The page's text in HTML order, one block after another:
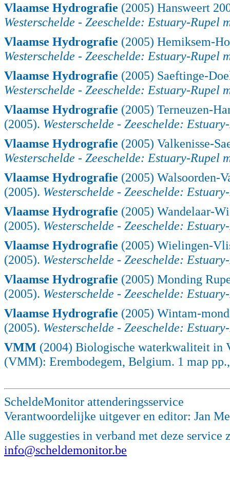
Vlaamse Hydrografie (2005) Hansweert
Westerschelde - Zeeschelde: Estuary-Rupel
Vlaamse Hydrografie (2005) Hemiksem-
Westerschelde - Zeeschelde: Estuary-Rupel
Vlaamse Hydrografie (2005) Saeftinge-
Westerschelde - Zeeschelde: Estuary-Rupel
Vlaamse Hydrografie (2005) Terneuzen-
(2005). Westerschelde - Zeeschelde:
Vlaamse Hydrografie (2005) Valkenisse-
Westerschelde - Zeeschelde: Estuary-Rupel
Vlaamse Hydrografie (2005) Walsoorden-
(2005). Westerschelde - Zeeschelde:
Vlaamse Hydrografie (2005) Wandelaar-
(2005). Westerschelde - Zeeschelde:
Vlaamse Hydrografie (2005) Wielingen-
(2005). Westerschelde - Zeeschelde:
Vlaamse Hydrografie (2005) Monding
(2005). Westerschelde - Zeeschelde:
Vlaamse Hydrografie (2005) Wintam-
(2005). Westerschelde - Zeeschelde:
VMM (2004) Biologische waterkwaliteit in
(VMM): Erembodegem, Belgium. 1 map
ScheldeMonitor attenderingsservice
Verantwoordelijke uitgever en editor: Jan
Alle suggesties in verband met deze
info@scheldemonitor.be